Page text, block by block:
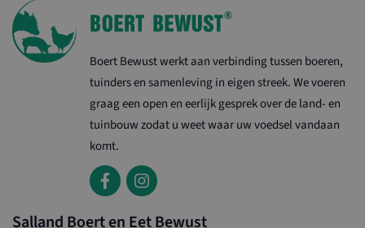
Boert Bewust werkt aan verbinding tussen boeren,
tuinders en samenleving in eigen streek. We voeren
graag een open en eerlijk gesprek over de land- en
tuinbouw zodat u weet waar uw voedsel vandaan
komt.
Salland Boert en Eet Bewust